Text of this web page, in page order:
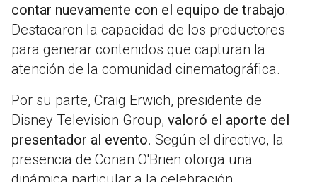
contar nuevamente con el equipo de trabajo.
Destacaron la capacidad de los productores
para generar contenidos que capturan la
atención de la comunidad cinematográfica.
Por su parte, Craig Erwich, presidente de
Disney Television Group, valoró el aporte del
presentador al evento. Según el directivo, la
presencia de Conan O'Brien otorga una